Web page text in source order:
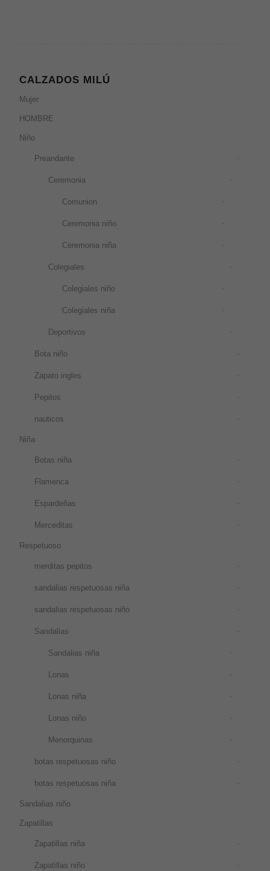
CALZADOS MILÚ
Mujer
HOMBRE
Niño
Preandante
Ceremonia
Comunion
Ceremonia niño
Ceremonia niña
Colegiales
Colegiales niño
Colegiales niña
Deportivos
Bota niño
Zapato ingles
Pepitos
nauticos
Niña
Botas niña
Flamenca
Espardeñas
Merceditas
Respetuoso
merditas pepitos
sandalias respetuosas niña
sandalias respetuosas niño
Sandalias
Sandalias niña
Lonas
Lonas niña
Lonas niño
Menorquinas
botas respetuosas niño
botas respetuosas niña
Sandalias niño
Zapatillas
Zapatillas niña
Zapatillas niño